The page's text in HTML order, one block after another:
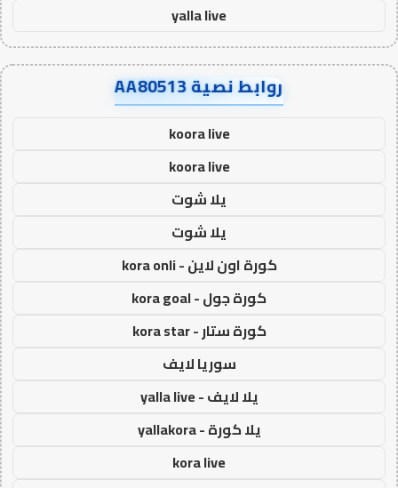
yalla live
روابط نصية AA80513
koora live
koora live
يلا شوت
يلا شوت
كورة اون لاين - kora onli
كورة جول - kora goal
كورة ستار - kora star
سوريا لايف
يلا لايف - yalla live
يلا كورة - yallakora
kora live